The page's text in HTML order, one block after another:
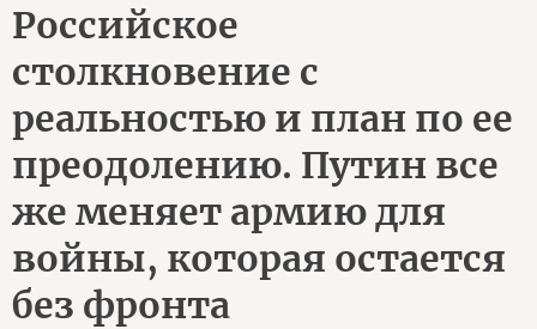
Российское
столкновение с
реальностью и план по ее
преодолению. Путин все
же меняет армию для
войны, которая остается
без фронта